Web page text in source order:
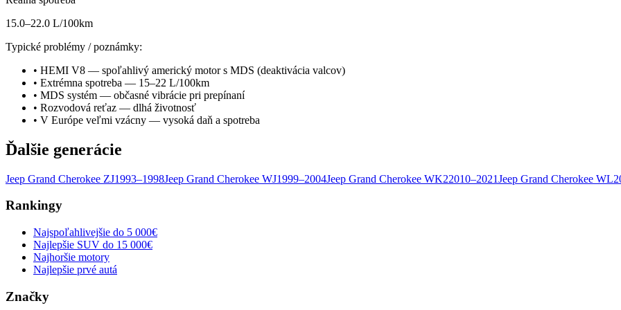
15.0–22.0 L/100km
Typické problémy / poznámky:
• HEMI V8 — spoľahlivý americký motor s MDS (deaktivácia valcov)
• Extrémna spotreba — 15–22 L/100km
• MDS systém — občasné vibrácie pri prepínaní
• Rozvodová reťaz — dlhá životnosť
• V Európe veľmi vzácny — vysoká daň a spotreba
Ďalšie generácie
Jeep Grand Cherokee ZJ1993–1998Jeep Grand Cherokee WJ1999–2004Jeep Grand Cherokee WK22010–2021Jeep Grand Cherokee WL
Rankingy
Najspoľahlivejšie do 5 000€
Najlepšie SUV do 15 000€
Najhoršie motory
Najlepšie prvé autá
Značky